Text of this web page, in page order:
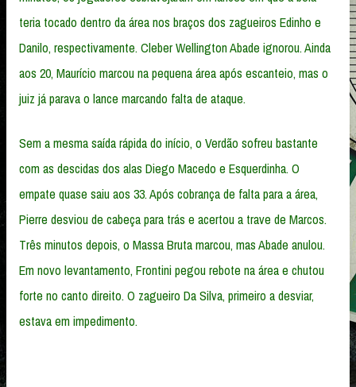
teria tocado dentro da área nos braços dos zagueiros Edinho e
Danilo, respectivamente. Cleber Wellington Abade ignorou. Ainda
aos 20, Maurício marcou na pequena área após escanteio, mas o
juiz já parava o lance marcando falta de ataque.
Sem a mesma saída rápida do início, o Verdão sofreu bastante
com as descidas dos alas Diego Macedo e Esquerdinha. O
empate quase saiu aos 33. Após cobrança de falta para a área,
Pierre desviou de cabeça para trás e acertou a trave de Marcos.
Três minutos depois, o Massa Bruta marcou, mas Abade anulou.
Em novo levantamento, Frontini pegou rebote na área e chutou
forte no canto direito. O zagueiro Da Silva, primeiro a desviar,
estava em impedimento.